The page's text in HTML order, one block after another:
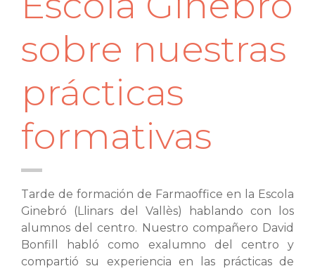
sobre nuestras
prácticas
formativas
Tarde de formación de Farmaoffice en la Escola
Ginebró (Llinars del Vallès) hablando con los
alumnos del centro. Nuestro compañero David
Bonfill habló como exalumno del centro y
compartió su experiencia en las prácticas de